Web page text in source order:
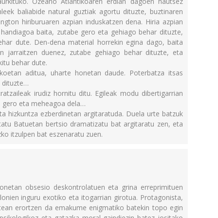
baliabide natural guztiak agortu dituzte, buztinaren
hiriburuaren azpian induskatzen dena. Hiria azpian
baita, zutabe gero eta gehiago behar dituzte,
dute. Den-dena material horrekin egina dago, baita
jarraitzen duenez, zutabe gehiago behar dituzte, eta
behar dute.
aditua, uharte honetan daude. Poterbatza itsas
dituzte…
irudiz hornitu ditu. Egileak modu dibertigarrian
gero eta meheagoa dela…
hizkuntza ezberdinetan argitaratuda. Duela urte batzuk
Batuetan bertsio dramatizatu bat argitaratu zen, eta
itzulpen bat eszenaratu zuen.
obsesio deskontrolatuen eta grina erreprimituen
inguru exotiko eta itogarrian girotua. Protagonista,
erortzen da emakume enigmatiko batekin topo egin